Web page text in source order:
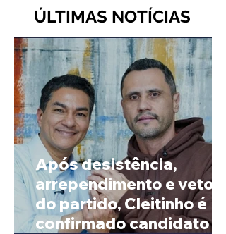
ÚLTIMAS NOTÍCIAS
Após desistência,
arrependimento e veto
do partido, Cleitinho é
confirmado candidato ao